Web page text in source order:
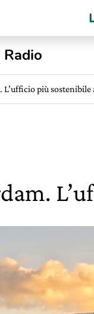
Radio
L’ufficio più sostenibile